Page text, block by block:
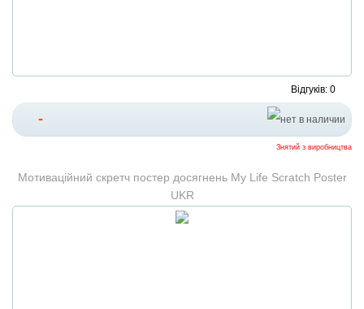
Відгуків: 0
-
Знятий з виробництва
Мотиваційний скретч постер досягнень My Life Scratch Poster
UKR